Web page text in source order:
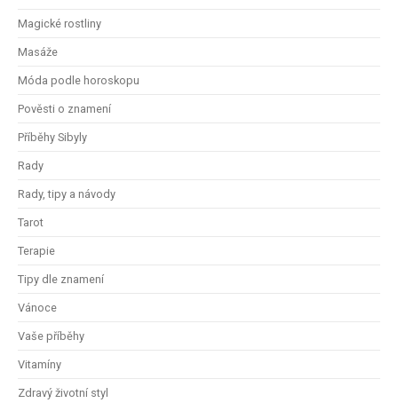
Magické rostliny
Masáže
Móda podle horoskopu
Pověsti o znamení
Příběhy Sibyly
Rady
Rady, tipy a návody
Tarot
Terapie
Tipy dle znamení
Vánoce
Vaše příběhy
Vitamíny
Zdravý životní styl